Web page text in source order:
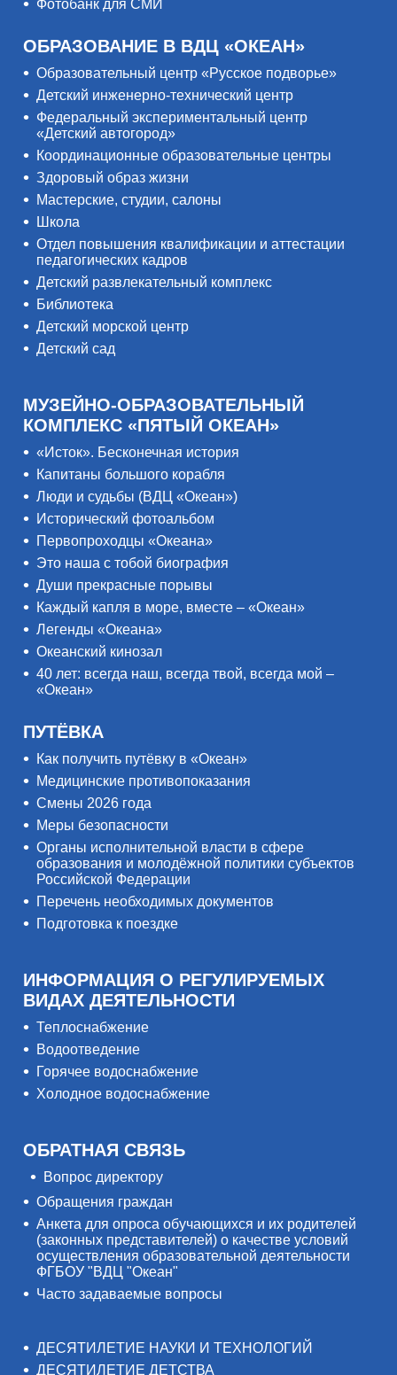
Фотобанк для СМИ
ОБРАЗОВАНИЕ В ВДЦ «ОКЕАН»
Образовательный центр «Русское подворье»
Детский инженерно-технический центр
Федеральный экспериментальный центр
«Детский автогород»
Координационные образовательные центры
Здоровый образ жизни
Мастерские, студии, салоны
Школа
Отдел повышения квалификации и аттестации
педагогических кадров
Детский развлекательный комплекс
Библиотека
Детский морской центр
Детский сад
МУЗЕЙНО-ОБРАЗОВАТЕЛЬНЫЙ
КОМПЛЕКС «ПЯТЫЙ ОКЕАН»
«Исток». Бесконечная история
Капитаны большого корабля
Люди и судьбы (ВДЦ «Океан»)
Исторический фотоальбом
Первопроходцы «Океана»
Это наша с тобой биография
Души прекрасные порывы
Каждый капля в море, вместе – «Океан»
Легенды «Океана»
Океанский кинозал
40 лет: всегда наш, всегда твой, всегда мой –
«Океан»
ПУТЁВКА
Как получить путёвку в «Океан»
Медицинские противопоказания
Смены 2026 года
Меры безопасности
Органы исполнительной власти в сфере
образования и молодёжной политики субъектов
Российской Федерации
Перечень необходимых документов
Подготовка к поездке
ИНФОРМАЦИЯ О РЕГУЛИРУЕМЫХ
ВИДАХ ДЕЯТЕЛЬНОСТИ
Теплоснабжение
Водоотведение
Горячее водоснабжение
Холодное водоснабжение
ОБРАТНАЯ СВЯЗЬ
Вопрос директору
Обращения граждан
Анкета для опроса обучающихся и их родителей
(законных представителей) о качестве условий
осуществления образовательной деятельности
ФГБОУ "ВДЦ "Океан"
Часто задаваемые вопросы
ДЕСЯТИЛЕТИЕ НАУКИ И ТЕХНОЛОГИЙ
ДЕСЯТИЛЕТИЕ ДЕТСТВА